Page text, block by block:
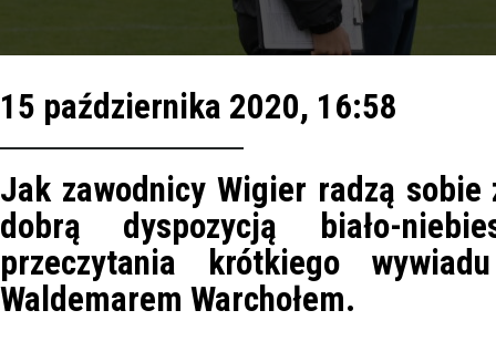
15 października 2020, 16:58
Jak zawodnicy Wigier radzą
dobrą dyspozycją biało-
przeczytania krótkiego
Waldemarem Warchołem.